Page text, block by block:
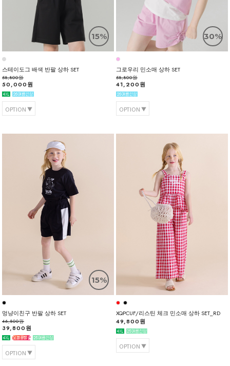
15%
스테이도그 배색 반팔 상하 SET
58,800원
50,000원
OPTION
30%
그로우리 민소매 상하 SET
58,800원
41,200원
OPTION
15%
멍냥이친구 반팔 상하 SET
46,800원
39,800원
OPTION
XQPCUF/리스틴 체크 민소매 상하 SET_RD
49,800원
OPTION